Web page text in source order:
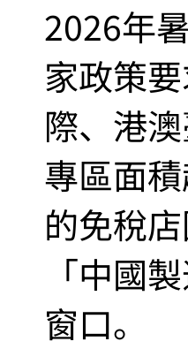
2026年
家政策
際、港
專區面
的免稅
「中國
窗口。